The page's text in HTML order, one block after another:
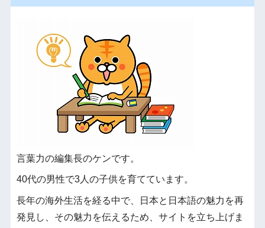
言葉力の編集長のケンです。
40代の男性で3人の子供を育てています。
長年の海外生活を経る中で、日本と日本語の魅力を再
発見し、その魅力を伝えるため、サイトを立ち上げま